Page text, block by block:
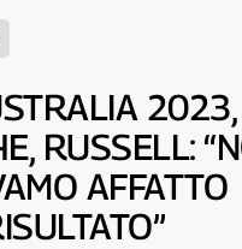
2023,
RUSSELL:
AFFATTO